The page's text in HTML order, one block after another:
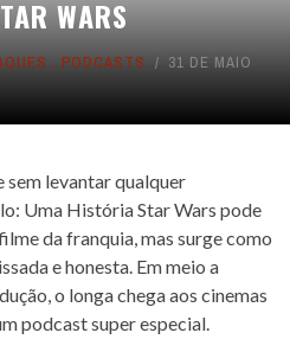
WARS
, PODCASTS
31 DE MAIO
sem levantar qualquer
Uma História Star Wars pode
da franquia, mas surge como
e honesta. Em meio a
o longa chega aos cinemas
podcast super especial.